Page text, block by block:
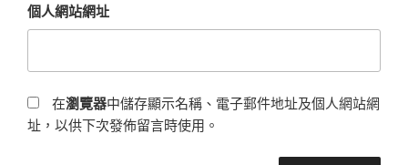
個人網站網址
在瀏覽器中儲存顯示名稱、電子郵件地址及個人網站網
址，以供下次發佈留言時使用。